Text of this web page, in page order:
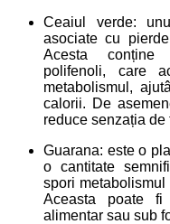
Ceaiul verde:
asociate cu
Acesta conține
polifenoli, care
metabolismul,
calorii. De
reduce senzația
Guarana: este o
o cantitate
spori
Aceasta poate
alimentar sau sub